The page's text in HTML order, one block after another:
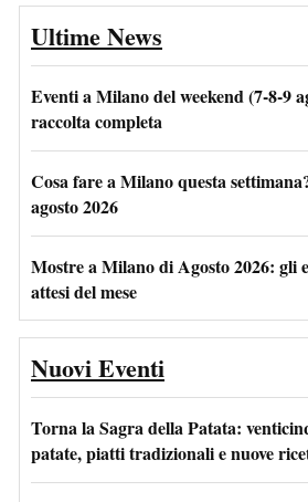
Ultime News
Eventi a Milano del weekend (7-8-9
raccolta completa
Cosa fare a Milano questa
agosto 2026
Mostre a Milano di Agosto 2026: gli
attesi del mese
Nuovi Eventi
Torna la Sagra della Patata:
patate, piatti tradizionali e nuove